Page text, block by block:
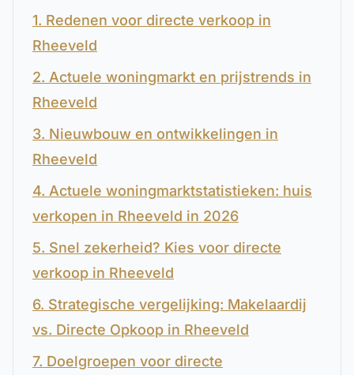
1. Redenen voor directe verkoop in
Rheeveld
2. Actuele woningmarkt en prijstrends in
Rheeveld
3. Nieuwbouw en ontwikkelingen in
Rheeveld
4. Actuele woningmarktstatistieken: huis
verkopen in Rheeveld in 2026
5. Snel zekerheid? Kies voor directe
verkoop in Rheeveld
6. Strategische vergelijking: Makelaardij
vs. Directe Opkoop in Rheeveld
7. Doelgroepen voor directe